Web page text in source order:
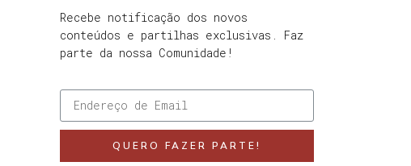
Recebe notificação dos novos
conteúdos e partilhas exclusivas. Faz
parte da nossa Comunidade!
QUERO FAZER PARTE!